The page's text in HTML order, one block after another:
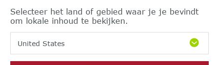
Selecteer het land of gebied waar je je bevindt
om lokale inhoud te bekijken.
United States